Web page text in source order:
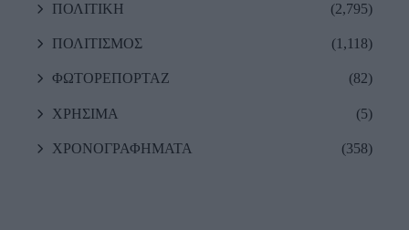
ΠΟΛΙΤΙΚΗ (2,795)
ΠΟΛΙΤΙΣΜΟΣ (1,118)
ΦΩΤΟΡΕΠΟΡΤΑΖ (82)
ΧΡΗΣΙΜΑ (5)
ΧΡΟΝΟΓΡΑΦΗΜΑΤΑ (358)